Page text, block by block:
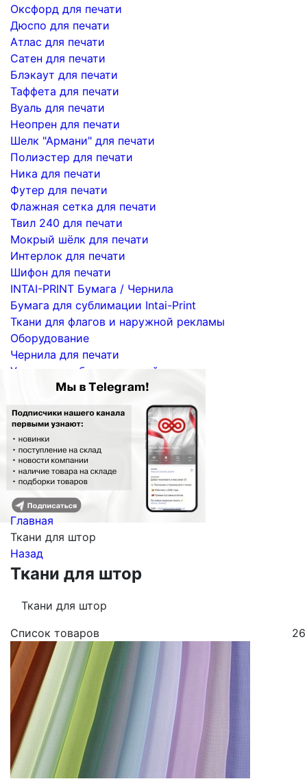
Оксфорд для печати
Дюспо для печати
Атлас для печати
Сатен для печати
Блэкаут для печати
Таффета для печати
Вуаль для печати
Неопрен для печати
Шелк "Армани" для печати
Полиэстер для печати
Ника для печати
Футер для печати
Флажная сетка для печати
Твил 240 для печати
Мокрый шёлк для печати
Интерлок для печати
Шифон для печати
INTAI-PRINT Бумага / Чернила
Бумага для сублимации Intai-Print
Ткани для флагов и наружной рекламы
Оборудование
Чернила для печати
Услуги по сублимационной печати
Главная
Ткани для штор
Назад
Ткани для штор
Ткани для штор
Список товаров
26